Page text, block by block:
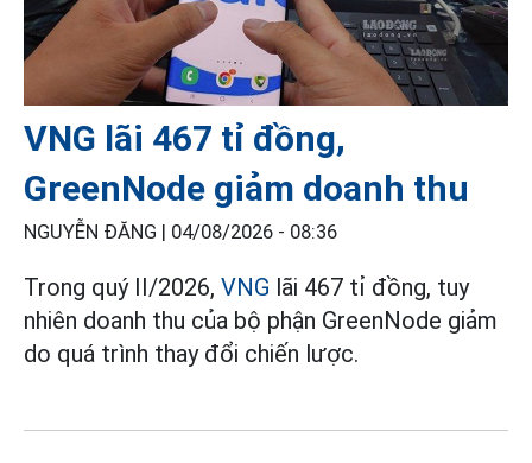
VNG lãi 467 tỉ đồng,
GreenNode giảm doanh thu
NGUYỄN ĐĂNG | 04/08/2026 - 08:36
Trong quý II/2026, VNG lãi 467 tỉ đồng, tuy
nhiên doanh thu của bộ phận GreenNode giảm
do quá trình thay đổi chiến lược.